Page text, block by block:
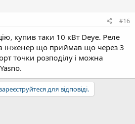
#16
купив таки 10 кВт Deye. Реле
інженер що приймав що через 3
точки розподілу і можна
для відповіді.